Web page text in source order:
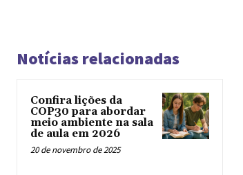
Notícias relacionadas
Confira lições da
COP30 para abordar
meio ambiente na sala
de aula em 2026
20 de novembro de 2025